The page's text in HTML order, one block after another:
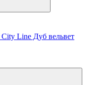
Line Дуб вельвет